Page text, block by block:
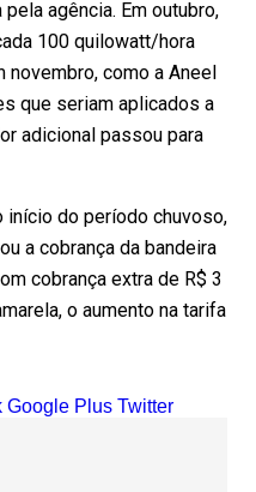
agência. Em outubro,
100 quilowatt/hora
novembro, como a Aneel
que seriam aplicados a
adicional passou para
início do período chuvoso,
a cobrança da bandeira
cobrança extra de R$ 3
o aumento na tarifa
Google Plus Twitter